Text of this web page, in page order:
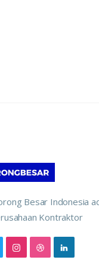
Besar Indonesia
Kontraktor